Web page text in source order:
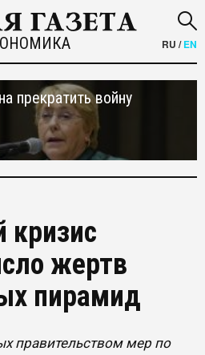
RU /EN
прекратить войну
кризис
жертв
пирамид
правительством мер по